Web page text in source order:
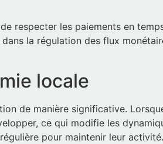
respecter les paiements en
la régulation des flux
locale
de manière significative.
ce qui modifie les
pour maintenir leur activité.